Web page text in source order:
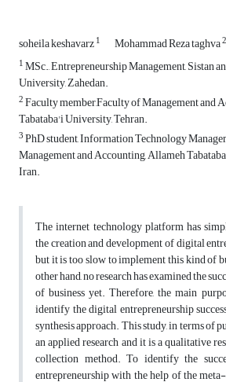
soheila keshavarz1 Mohammad Reza taghva2
1MSc., Entrepreneurship Management, Sistan
University, Zahedan.
2Faculty member,Faculty of Management and
Tabataba'i University, Tehran.
3PhD student, Information Technology
Management and Accounting, Allameh
Iran.
The internet technology platform has
the creation and development of digital
but it is too slow to implement this kind of
other hand, no research has examined the
of business yet. Therefore, the main
identify the digital entrepreneurship
synthesis approach. This study, in terms of
an applied research and it is a qualitative
collection method. To identify the
entrepreneurship with the help of the